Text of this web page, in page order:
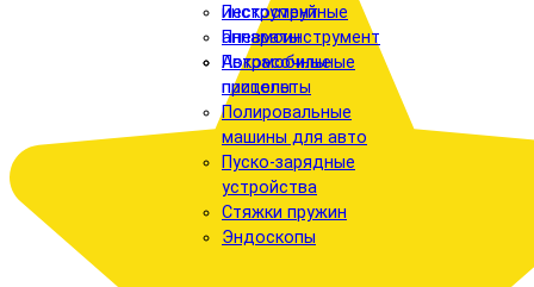
инструмент
Пневмоинструмент
Автомобильные
прицепы
Пескоструйные
аппараты
Покрасочные
пистолеты
Полировальные
машины для авто
Пуско-зарядные
устройства
Стяжки пружин
Эндоскопы